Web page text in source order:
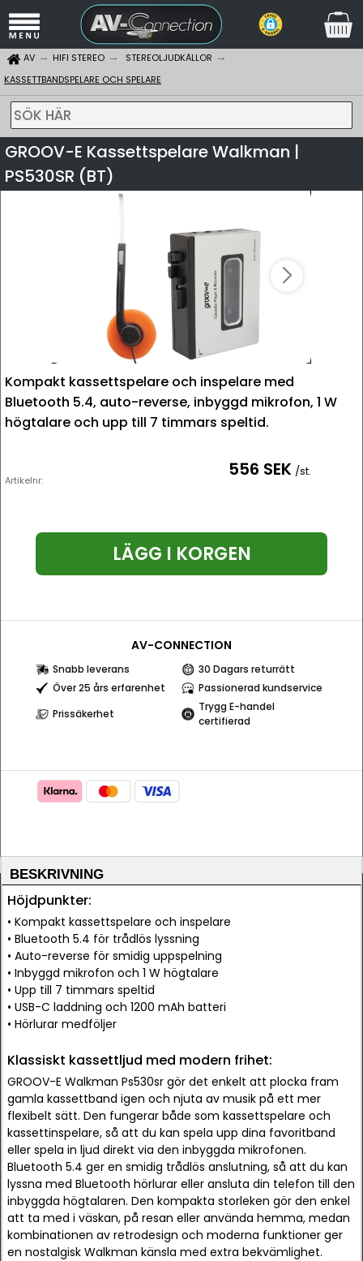
AV HIFI STEREO
STEREOLJUDKÄLLOR
KASSETTBANDSPELARE OCH SPELARE
SÖK HÄR
GROOV-E Kassettspelare Walkman |
PS530SR (BT)
Kompakt kassettspelare och inspelare med
Bluetooth 5.4, auto-reverse, inbyggd mikrofon, 1 W
högtalare och upp till 7 timmars speltid.
Artikelnr: 556 SEK /st.
LÄGG I KORGEN
AV-CONNECTION
Snabb leverans
30 Dagars returrätt
Över 25 års erfarenhet
Passionerad kundservice
Prissäkerhet
Trygg E-handel
certifierad
BESKRIVNING
Höjdpunkter:
• Kompakt kassettspelare och inspelare
• Bluetooth 5.4 för trådlös lyssning
• Auto-reverse för smidig uppspelning
• Inbyggd mikrofon och 1 W högtalare
• Upp till 7 timmars speltid
• USB-C laddning och 1200 mAh batteri
• Hörlurar medföljer
Klassiskt kassettljud med modern frihet:
GROOV-E Walkman Ps530sr gör det enkelt att plocka fram
gamla kassettband igen och njuta av musik på ett mer
flexibelt sätt. Den fungerar både som kassettspelare och
kassettinspelare, så att du kan spela upp dina favoritband
eller spela in ljud direkt via den inbyggda mikrofonen.
Bluetooth 5.4 ger en smidig trådlös anslutning, så att du kan
lyssna med Bluetooth hörlurar eller ansluta din telefon till den
inbyggda högtalaren. Den kompakta storleken gör den enkel
att ta med i väskan, på resan eller använda hemma, medan
kombinationen av retrodesign och moderna funktioner ger
en nostalgisk Walkman känsla med extra bekvämlighet.